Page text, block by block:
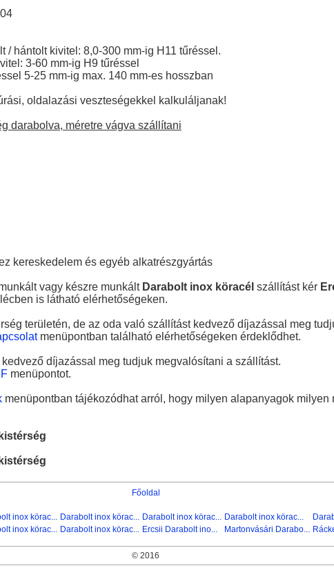
/ hántolt kivitel: 8,0-300 mm-ig H11 tűréssel.
3-60 mm-ig H9 tűréssel
5-25 mm-ig max. 140 mm-es hosszban
oldalazási veszteségekkel kalkuláljanak!
darabolva, méretre vágva szállítani
kereskedelem és egyéb alkatrészgyártás
vagy készre munkált Darabolt inox köracél szállítást kér
is látható elérhetőségeken.
területén, de az oda való szállítást kedvező díjazással meg
menüpontban található elérhetőségeken érdeklődhet.
díjazással meg tudjuk megvalósítani a szállítást.
menüpontot.
menüpontban tájékozódhat arról, hogy milyen alapanyagok milyen
Főoldal
inox körac... Darabolt inox körac... Darabolt inox körac... Darabolt inox körac...
inox körac... Darabolt inox körac... Ercsii Darabolt ino... Martonvásári Darabo...
© 2016